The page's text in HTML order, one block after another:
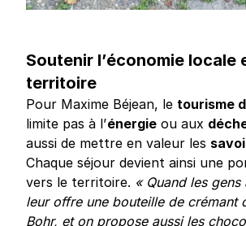
Soutenir l’économie locale
territoire
Pour Maxime Béjean, le tourisme
limite pas à l’énergie ou aux
aussi de mettre en valeur les
Chaque séjour devient ainsi une
vers le territoire. « Quand les
leur offre une bouteille de crémant
Bohr, et on propose aussi les